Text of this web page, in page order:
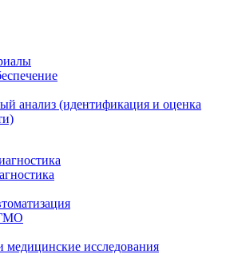
анализ (идентификация и оценка
медицинские исследования